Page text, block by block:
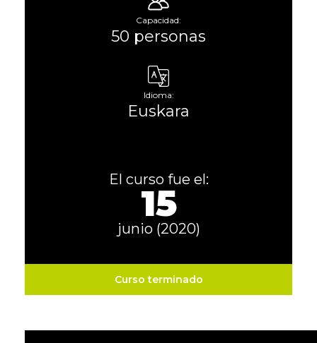
Capacidad:
50 personas
Idioma:
Euskara
El curso fue el:
15
junio (2020)
Curso terminado